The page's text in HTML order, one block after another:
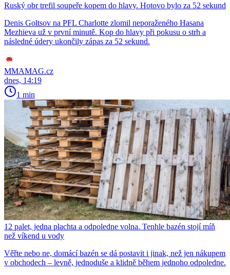
Ruský obr trefil soupeře kopem do hlavy. Hotovo bylo za 52 sekund
Denis Goltsov na PFL Charlotte zlomil neporaženého Hasana
Mezhieva už v první minutě. Kop do hlavy při pokusu o strh a
následné údery ukončily zápas za 52 sekund.
MMAMAG.cz
dnes, 14:19
1 min
12 palet, jedna plachta a odpoledne volna. Tenhle bazén stojí míň
než víkend u vody
Věřte nebo ne, domácí bazén se dá postavit i jinak, než jen nákupem
v obchodech – levně, jednoduše a klidně během jednoho odpoledne.